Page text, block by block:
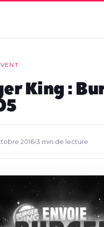
King :
2016•3 min de lecture